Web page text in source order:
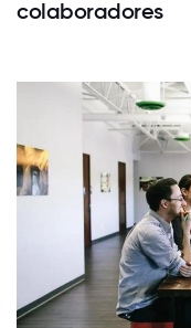
colaboradores